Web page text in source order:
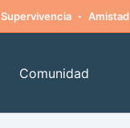
Supervivencia · Amistad
Comunidad